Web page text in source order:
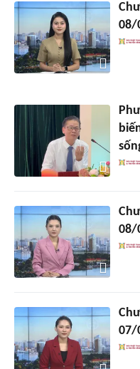
08/
08/
07/